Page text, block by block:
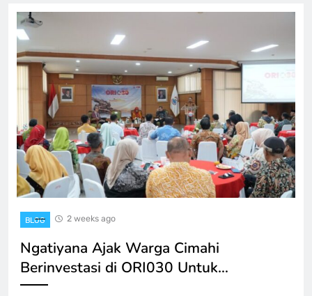
BLOG 2 weeks ago
Ngatiyana Ajak Warga Cimahi
Berinvestasi di ORI030 Untuk…